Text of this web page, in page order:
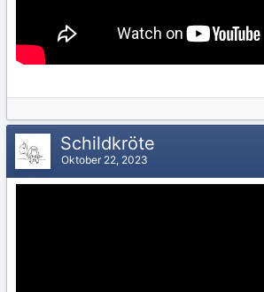
Schildkröte
Oktober 22, 2023